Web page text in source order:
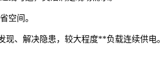
空间。
现、解决隐患，较大程度**负载连续供电。